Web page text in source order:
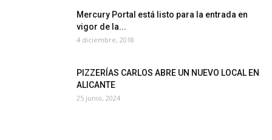
Mercury Portal está listo para la entrada en
vigor de la...
4 diciembre, 2018
PIZZERÍAS CARLOS ABRE UN NUEVO LOCAL EN
ALICANTE
25 junio, 2024